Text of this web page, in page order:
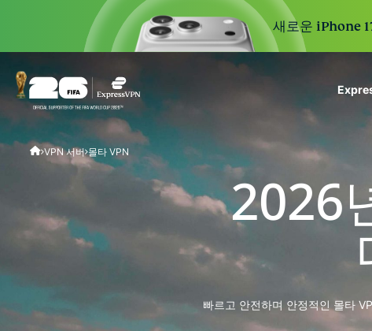
새로운 iPhone
VPN protection for growing
to deploy, simple to
scale.
VPN 서버 몰타 VPN
2026
빠르고 안전하며 안정적인 몰타